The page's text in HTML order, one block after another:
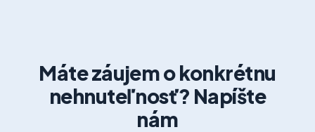
Máte záujem o konkrétnu
nehnuteľnosť? Napíšte
nám